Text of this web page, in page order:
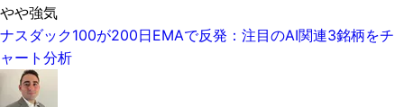
やや強気
ナスダック100が200日EMAで反発：注目のAI関連3銘柄をチ
ャート分析